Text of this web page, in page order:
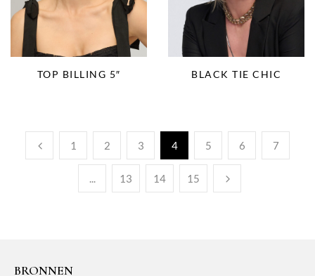
TOP BILLING 5″ BLACK TIE CHIC
1 2 3 4 5 6 7
... 13 14 15
BRONNEN